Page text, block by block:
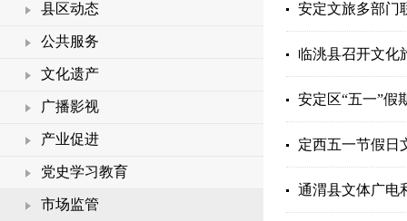
县区动态
公共服务
文化遗产
广播影视
产业促进
党史学习教育
市场监管
安定文旅多部门
临洮县召开文化
安定区“五一”假
定西五一节假日
通渭县文体广电